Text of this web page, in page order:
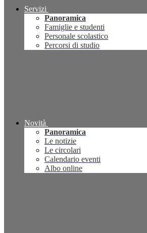
Servizi
Panoramica
Famiglie e studenti
Personale scolastico
Percorsi di studio
Novità
Panoramica
Le notizie
Le circolari
Calendario eventi
Albo online